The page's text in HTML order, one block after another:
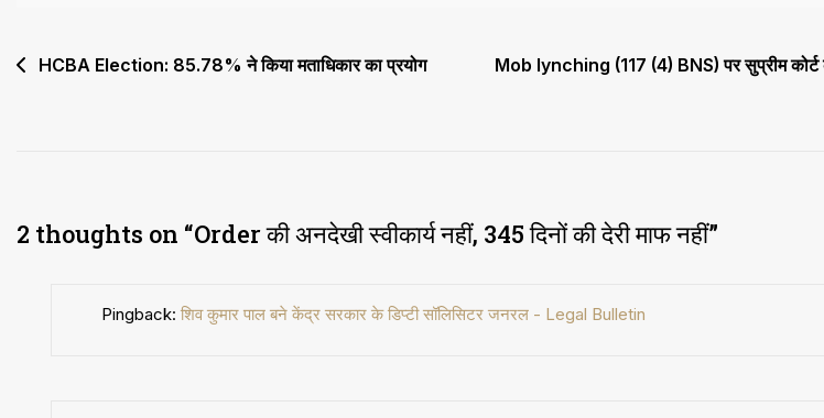
देरी
Post
HCBA Election: 85.78% ने किया मताधिकार का प्रयोग
Mob lynching (117 (4) BNS) पर सुप्रीम
2 thoughts on “Order की अनदेखी स्वीकार्य नहीं, 345 दिनों की देरी माफ नहीं”
Pingback: शिव कुमार पाल बने केंद्र सरकार के डिप्टी सॉलिसिटर जनरल - Legal Bulletin